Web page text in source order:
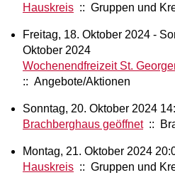
Hauskreis :: Gruppen und
Freitag, 18. Oktober 2024 -
Oktober 2024
Wochenendfreizeit St.
:: Angebote/Aktionen
Sonntag, 20. Oktober 2024
Brachberghaus geöffnet::
Montag, 21. Oktober 2024
Hauskreis :: Gruppen und